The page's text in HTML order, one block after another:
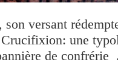
versant
une
de